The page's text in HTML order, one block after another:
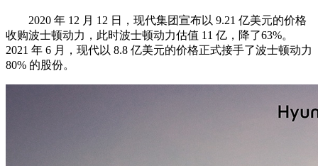
2020 年 12 月 12 日，现代集团宣布以 9.21 亿美元的价格
收购波士顿动力，此时波士顿动力估值 11 亿，降了63%。
2021 年 6 月，现代以 8.8 亿美元的价格正式接手了波士顿动力
80% 的股份。